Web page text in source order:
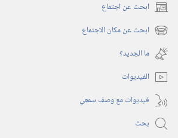
ابحث عن اجتماع (يفتح
نافذة ابحث عن مكان الاجتماع (يفتح
نافذة
جديدة)
ما الجديد؟‏
الفيديوات
فيديوات مع وصف سمعي
بحث